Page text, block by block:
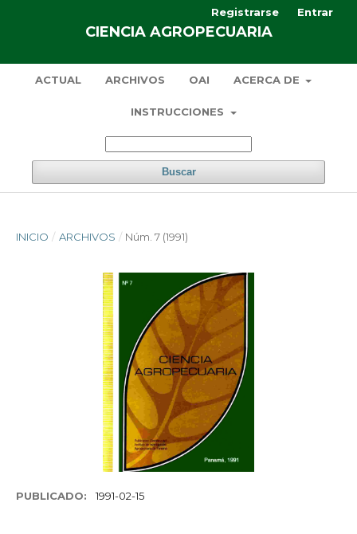
CIENCIA AGROPECUARIA
ACTUAL ARCHIVOS OAI ACERCA DE
INSTRUCCIONES
Buscar
Registrarse Entrar
INICIO / ARCHIVOS / Núm. 7 (1991)
PUBLICADO: 1991-02-15